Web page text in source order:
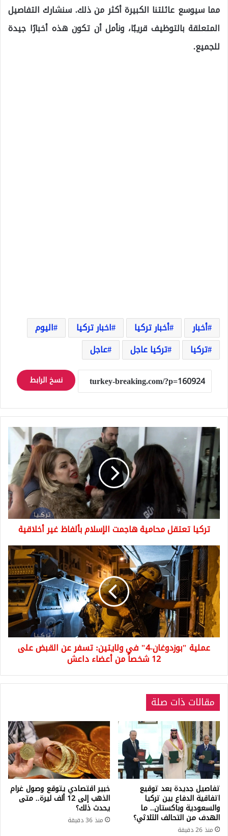
مما سيوسع عائلتنا الكبيرة أكثر من ذلك. سنشارك التفاصيل
المتعلقة بالتوظيف قريبًا، ونأمل أن تكون هذه أخبارًا جيدة
للجميع.
أخبار أخبار تركيا اخبار تركيا
اليوم
تركيا
تركيا عاجل عاجل
نسخ الرابط
تركيا
تعتقل
محامية
هاجمت
الإسلام
بألفاظ
غير
أخلاقية
تركيا تعتقل محامية هاجمت الإسلام بألفاظ غير أخلاقية
عملية
"بوزدوغان-4"
في
ولايتين:
تسفر
عن
القبض
على
12
شخصاً
داعش
عملية "بوزدوغان-4" في ولايتين: تسفر عن القبض على
12 شخصاً من أعضاء داعش
مقالات ذات صلة
تفاصيل جديدة بعد توقيع
اتفاقية الدفاع بين تركيا
والسعودية وباكستان.. ما
الهدف من التحالف الثلاثي؟
منذ 26 دقيقة
خبير اقتصادي يتوقع وصول غرام
الذهب إلى 12 ألف ليرة.. متى
يحدث ذلك؟
منذ 36 دقيقة